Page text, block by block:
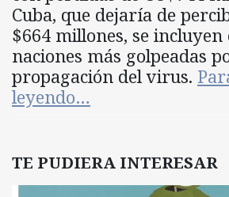
Cuba, que dejaría de
$664 millones, se incluyen
naciones más golpeadas
propagación del virus.
leyendo…
TE PUDIERA INTERESAR